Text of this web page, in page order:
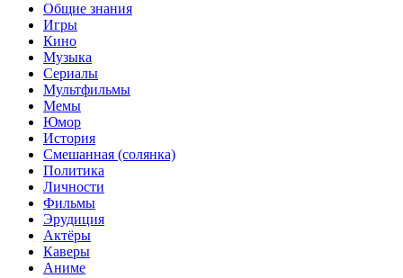
Общие знания
Игры
Кино
Музыка
Сериалы
Мультфильмы
Мемы
Юмор
История
Смешанная (солянка)
Политика
Личности
Фильмы
Эрудиция
Актёры
Каверы
Аниме